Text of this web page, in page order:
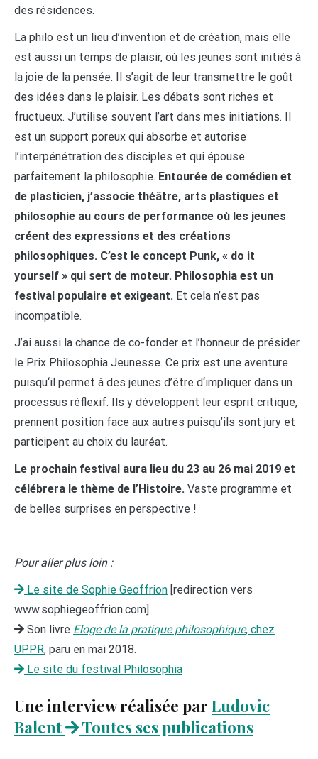
des résidences.
La philo est un lieu d’invention et de création, mais elle
est aussi un temps de plaisir, où les jeunes sont initiés à
la joie de la pensée. Il s’agit de leur transmettre le goût
des idées dans le plaisir. Les débats sont riches et
fructueux. J’utilise souvent l’art dans mes initiations. Il
est un support poreux qui absorbe et autorise
l’interpénétration des disciples et qui épouse
parfaitement la philosophie. Entourée de comédien et
de plasticien, j’associe théâtre, arts plastiques et
philosophie au cours de performance où les jeunes
créent des expressions et des créations
philosophiques. C’est le concept Punk, « do it
yourself » qui sert de moteur. Philosophia est un
festival populaire et exigeant. Et cela n’est pas
incompatible.
J’ai aussi la chance de co-fonder et l’honneur de présider
le Prix Philosophia Jeunesse. Ce prix est une aventure
puisqu‘il permet à des jeunes d’être d‘impliquer dans un
processus réflexif. Ils y développent leur esprit critique,
prennent position face aux autres puisqu’ils sont jury et
participent au choix du lauréat.
Le prochain festival aura lieu du 23 au 26 mai 2019 et
célébrera le thème de l’Histoire. Vaste programme et
de belles surprises en perspective !
Pour aller plus loin :
Le site de Sophie Geoffrion [redirection vers
www.sophiegeoffrion.com]
Son livre Eloge de la pratique philosophique, chez
UPPR, paru en mai 2018.
Le site du festival Philosophia
Une interview réalisée par Ludovic
Balent
Toutes ses publications